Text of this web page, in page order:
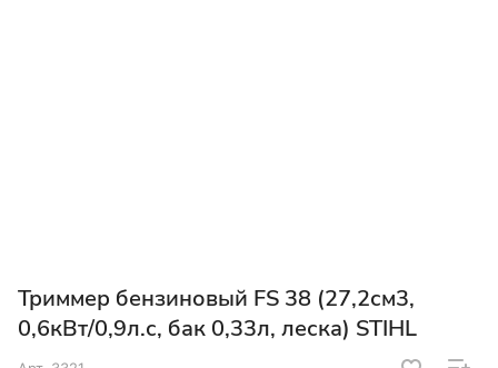
Триммер бензиновый FS 38 (27,2см3,
0,6кВт/0,9л.с, бак 0,33л, леска) STIHL